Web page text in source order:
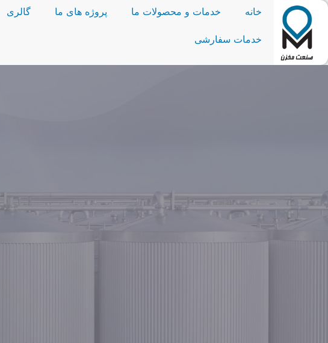
خانه خدمات و محصولات ما پروژه های ما گالری
خدمات سفارشی